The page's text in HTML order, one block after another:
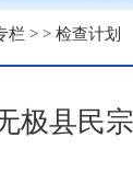
栏 > > 检查计划
极县民